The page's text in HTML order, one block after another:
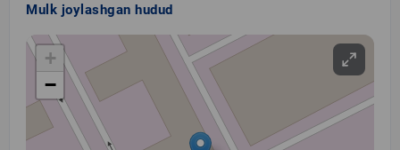
Mulk joylashgan hudud
+
−